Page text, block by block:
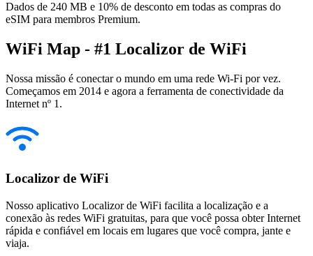
Dados de 240 MB e 10% de desconto em todas as compras do
eSIM para membros Premium.
WiFi Map - #1 Localizor de WiFi
Nossa missão é conectar o mundo em uma rede Wi-Fi por vez.
Começamos em 2014 e agora a ferramenta de conectividade da
Internet nº 1.
Localizor de WiFi
Nosso aplicativo Localizor de WiFi facilita a localização e a
conexão às redes WiFi gratuitas, para que você possa obter Internet
rápida e confiável em locais em lugares que você compra, jante e
viaja.